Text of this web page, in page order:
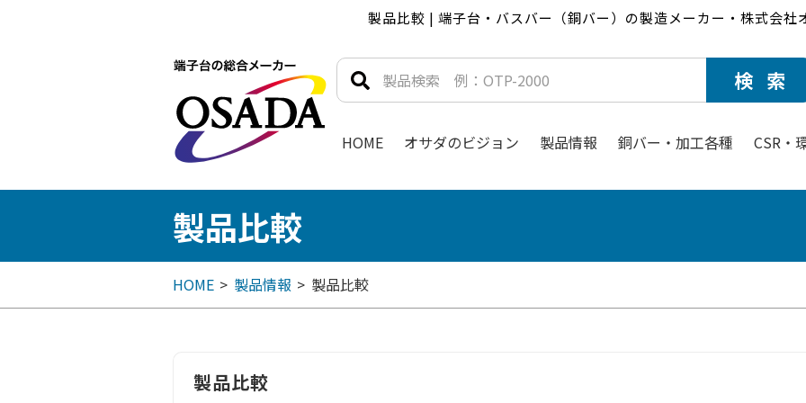
製品比較 | 端子台・バスバー（銅バー）の製造メーカー・株式会社
HOME オサダのビジョン 製品情報 銅バー・加工各種 CSR・
製品比較
HOME 製品情報 製品比較
製品比較